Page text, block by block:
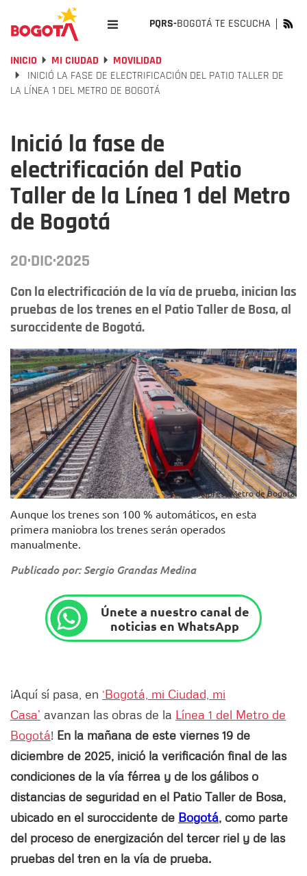
PQRS-BOGOTÁ TE ESCUCHA
INICIO MI CIUDAD
MOVILIDAD
INICIÓ LA FASE DE ELECTRIFICACIÓN DEL PATIO TALLER DE
LA LÍNEA 1 DEL METRO DE BOGOTÁ
Inició la fase de
electrificación del Patio
Taller de la Línea 1 del Metro
de Bogotá
20·DIC·2025
Con la electrificación de la vía de prueba, inician las
pruebas de los trenes en el Patio Taller de Bosa, al
suroccidente de Bogotá.
Foto: Empresa Metro de Bogotá.
Aunque los trenes son 100 % automáticos, en esta
primera maniobra los trenes serán operados
manualmente.
Publicado por: Sergio Grandas Medina
Únete a nuestro canal de
noticias en WhatsApp
¡Aquí sí pasa, en ‘Bogotá, mi Ciudad, mi
Casa’ avanzan las obras de la Línea 1 del Metro de
Bogotá! En la mañana de este viernes 19 de
diciembre de 2025, inició la verificación final de las
condiciones de la vía férrea y de los gálibos o
distancias de seguridad en el Patio Taller de Bosa,
ubicado en el suroccidente de Bogotá, como parte
del proceso de energización del tercer riel y de las
pruebas del tren en la vía de prueba.